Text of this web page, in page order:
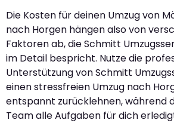
Die Kosten für deinen Umzug von
nach Horgen hängen also von
Faktoren ab, die Schmitt
im Detail bespricht. Nutze die
Unterstützung von Schmitt
einen stressfreien Umzug nach
entspannt zurücklehnen, während
Team alle Aufgaben für dich